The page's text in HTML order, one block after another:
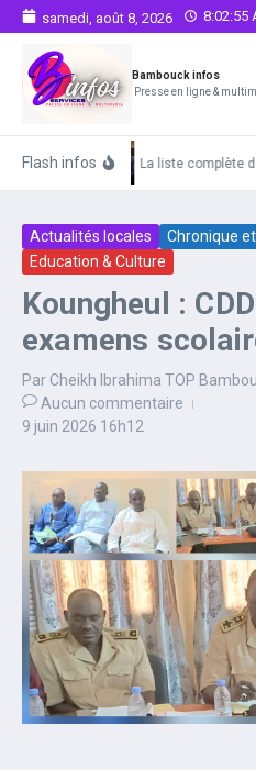
Aller au contenu
samedi, août 8, 2026 8:02:55
Bambouck infos
Presse en ligne &
Flash infos La liste complète
Actualités locales
Chronique
Education & Culture
Koungheul :
examens
Par Cheikh Ibrahima TOP
Aucun commentaire
9 juin 2026 16h12